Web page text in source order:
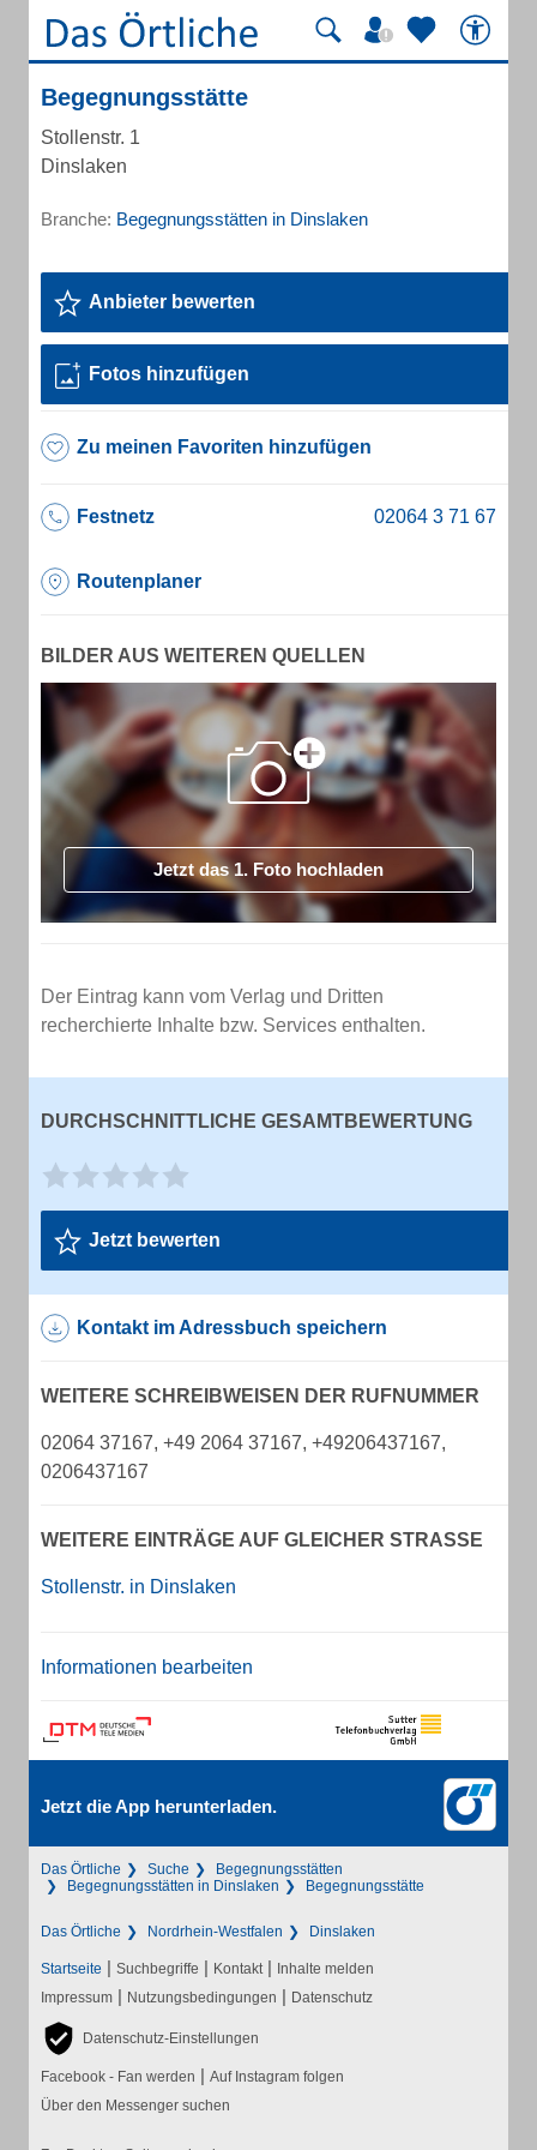
Begegnungsstätte
Stollenstr. 1
Dinslaken
Branche: Begegnungsstätten in Dinslaken
Anbieter bewerten
Fotos hinzufügen
Zu meinen Favoriten hinzufügen
Festnetz
Routenplaner
BILDER AUS WEITEREN QUELLEN
Jetzt das 1. Foto hochladen
Der Eintrag kann vom Verlag und Dritten
recherchierte Inhalte bzw. Services enthalten.
DURCHSCHNITTLICHE GESAMTBEWERTUNG
Jetzt bewerten
Kontakt im Adressbuch speichern
WEITERE SCHREIBWEISEN DER RUFNUMMER
02064 37167, +49 2064 37167, +49206437167,
0206437167
WEITERE EINTRÄGE AUF GLEICHER STRASSE
Stollenstr. in Dinslaken
Informationen bearbeiten
Jetzt die App herunterladen.
Das Örtliche Suche
Begegnungsstätten
Begegnungsstätten in Dinslaken
Begegnungsstätte
Das Örtliche Nordrhein-Westfalen Dinslaken
Startseite | Suchbegriffe | Kontakt | Inhalte melden
Impressum | Nutzungsbedingungen | Datenschutz
Datenschutz-Einstellungen
Facebook - Fan werden | Auf Instagram folgen
Über den Messenger suchen